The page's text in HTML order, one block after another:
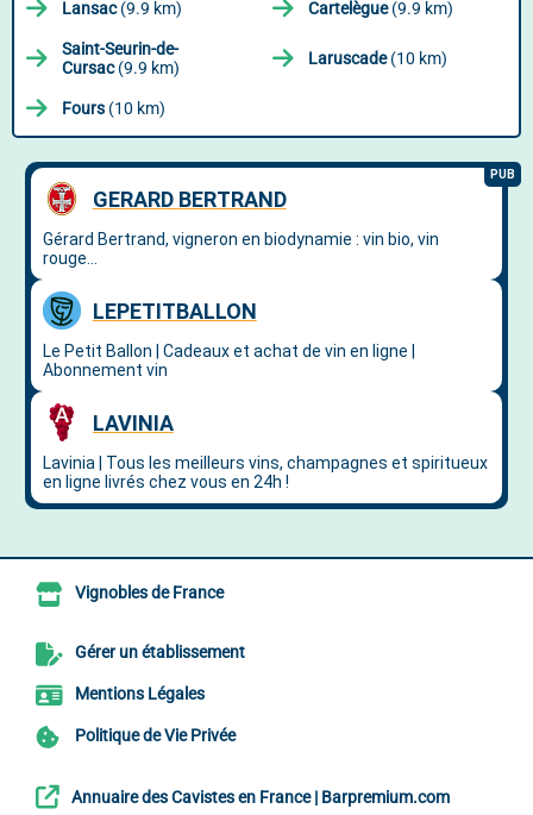
Lansac(9.9 km) Cartelègue(9.9 km)
Saint-Seurin-de-
Cursac(9.9 km) Laruscade(10 km)
Fours (10 km)
Vignobles de France
Gérer un établissement
Mentions Légales
Politique de Vie Privée
Annuaire des Cavistes en France | Barpremium.com